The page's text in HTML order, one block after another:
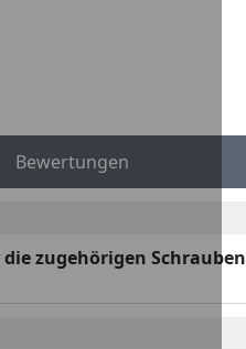
Bewertungen
die zugehörigen Schrauben